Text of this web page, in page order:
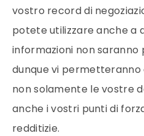
vostro record di
potete utilizzare anche a
informazioni non saranno
dunque vi
non solamente le vostre
anche i vostri punti di
redditizie.